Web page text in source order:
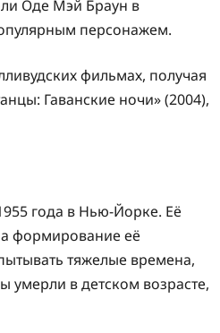
Оде Мэй Браун в
персонажем.
фильмах, получая
Гаванские ночи» (2004),
года в Нью-Йорке. Её
формирование её
тяжелые времена,
умерли в детском возрасте,